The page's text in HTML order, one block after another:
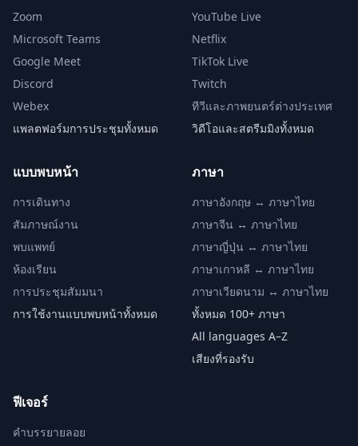
Zoom
Microsoft Teams
Google Meet
Discord
Webex
แพลตฟอร์มการประชุมทั้งหมด
YouTube Live
Netflix
TikTok Live
Twitch
ทีวีและภาพยนตร์ต่างประเทศ
วิดีโอและสตรีมมิงทั้งหมด
แบบพบหน้า
การเดินทาง
สัมภาษณ์งาน
พบแพทย์
ห้องเรียน
การประชุมสัมมนา
การใช้งานแบบพบหน้าทั้งหมด
ภาษา
ภาษาอังกฤษ ↔ ภาษาไทย
ภาษาจีน ↔ ภาษาไทย
ภาษาญี่ปุ่น ↔ ภาษาไทย
ภาษาเกาหลี ↔ ภาษาไทย
ภาษาเวียดนาม ↔ ภาษาไทย
ทั้งหมด 100+ ภาษา
All languages A–Z
เสียงที่รองรับ
ฟีเจอร์
คำบรรยายลอย